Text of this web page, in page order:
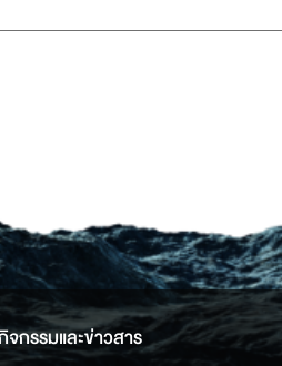
จกรรมและข่าวสาร